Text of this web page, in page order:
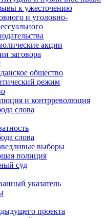
к ужесточению
и уголовно-
акции
заговора
общество
режим
и контрреволюция
слова
слова
выборы
полиция
суд
указатель
проекта